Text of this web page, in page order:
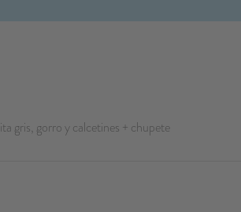
gris, gorro y calcetines + chupete